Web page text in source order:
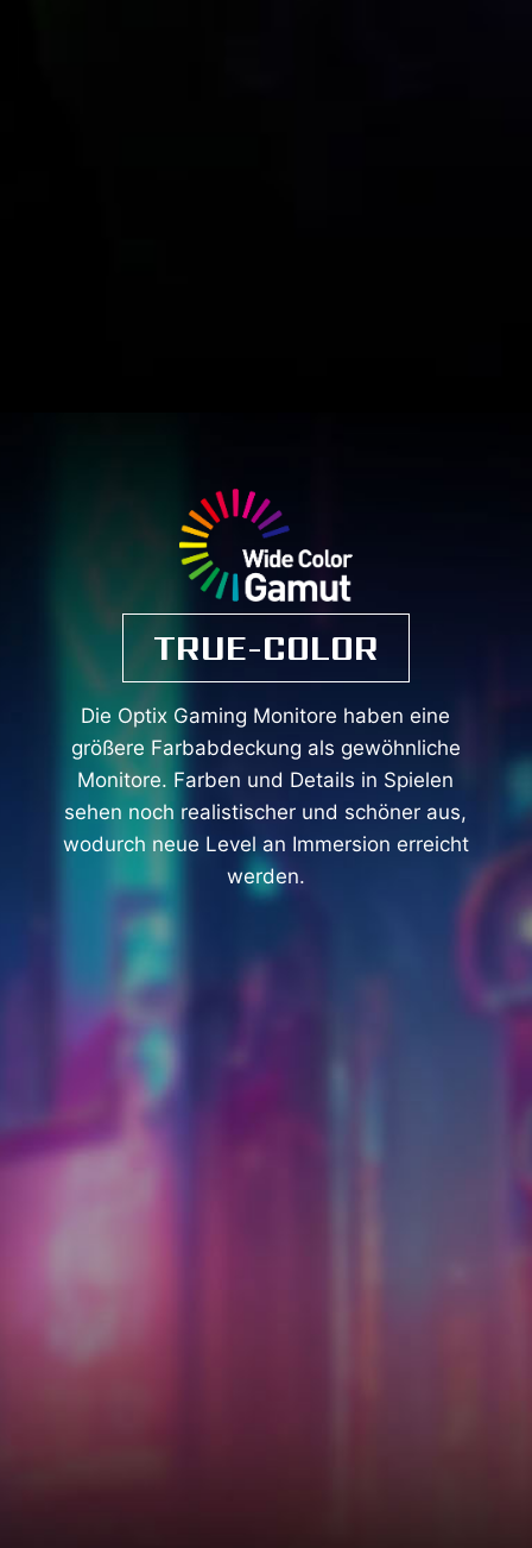
TRUE-COLOR
Die Optix Gaming Monitore haben eine
größere Farbabdeckung als gewöhnliche
Monitore. Farben und Details in Spielen
sehen noch realistischer und schöner aus,
wodurch neue Level an Immersion erreicht
werden.